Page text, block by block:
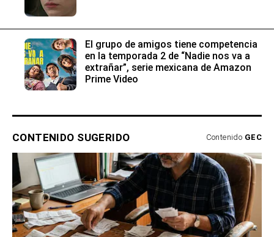
El grupo de amigos tiene competencia
en la temporada 2 de “Nadie nos va a
extrañar”, serie mexicana de Amazon
Prime Video
CONTENIDO SUGERIDO Contenido GEC